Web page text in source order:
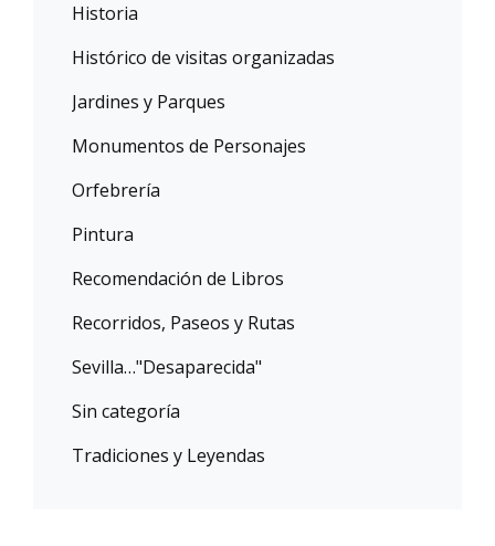
Historia
Histórico de visitas organizadas
Jardines y Parques
Monumentos de Personajes
Orfebrería
Pintura
Recomendación de Libros
Recorridos, Paseos y Rutas
Sevilla…"Desaparecida"
Sin categoría
Tradiciones y Leyendas